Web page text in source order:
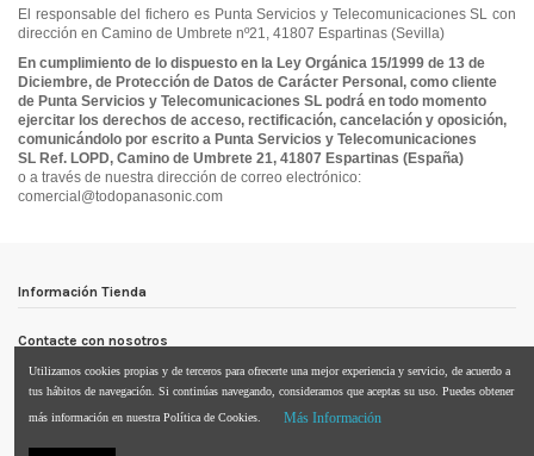
El responsable del fichero es Punta Servicios y Telecomunicaciones SLcon
dirección en Camino de Umbrete nº21, 41807 Espartinas (Sevilla)
En cumplimiento de lo dispuesto en la Ley Orgánica 15/1999 de 13 de
Diciembre, de Protección de Datos de Carácter Personal, como cliente
de Punta Servicios y Telecomunicaciones SL podrá en todo momento
ejercitar los derechos de acceso, rectificación, cancelación y oposición,
comunicándolo por escrito a Punta Servicios y Telecomunicaciones
SL Ref. LOPD, Camino de Umbrete 21, 41807 Espartinas (España)
o a través de nuestra dirección de correo electrónico:
comercial@todopanasonic.com
Información Tienda
Contacte con nosotros
Síguenos
Utilizamos cookies propias y de terceros para ofrecerte una mejor experiencia y servicio, de acuerdo a
tus hábitos de navegación. Si continúas navegando, consideramos que aceptas su uso. Puedes obtener
más información en nuestra Política de Cookies.
Más Información